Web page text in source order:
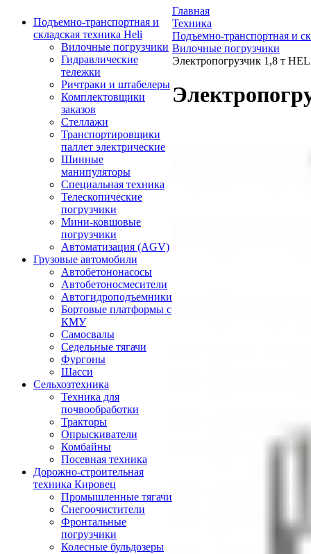
Подъемно-транспортная и
складская техника Heli
Вилочные погрузчики
Гидравлические
тележки
Ричтраки и штабелеры
Комплектовщики
заказов
Стеллажи
Транспортировщики
паллет электрические
Шинные
манипуляторы
Специальная техника
Телескопические
погрузчики
Мини-ковшовые
погрузчики
Автоматизация (AGV)
Грузовые автомобили
Автобетононасосы
Автобетоносмесители
Автогидроподъемники
Бортовые платформы с
КМУ
Самосвалы
Седельные тягачи
Фургоны
Шасси
Сельхозтехника
Техника для
почвообработки
Тракторы
Опрыскиватели
Комбайны
Посевная техника
Дорожно-строительная
техника Кировец
Промышленные тягачи
Снегоочистители
Фронтальные
погрузчики
Колесные бульдозеры
Главная
Техника
Подъемно-транспортная и
Вилочные погрузчики
Электропогрузчик 1,8 т